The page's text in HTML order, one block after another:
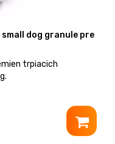
small dog granule pre
trpiacich